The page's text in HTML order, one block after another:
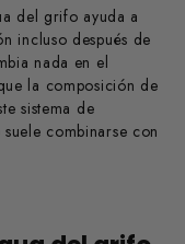
del grifo ayuda a
incluso después de
nada en el
la composición de
sistema de
combinarse con